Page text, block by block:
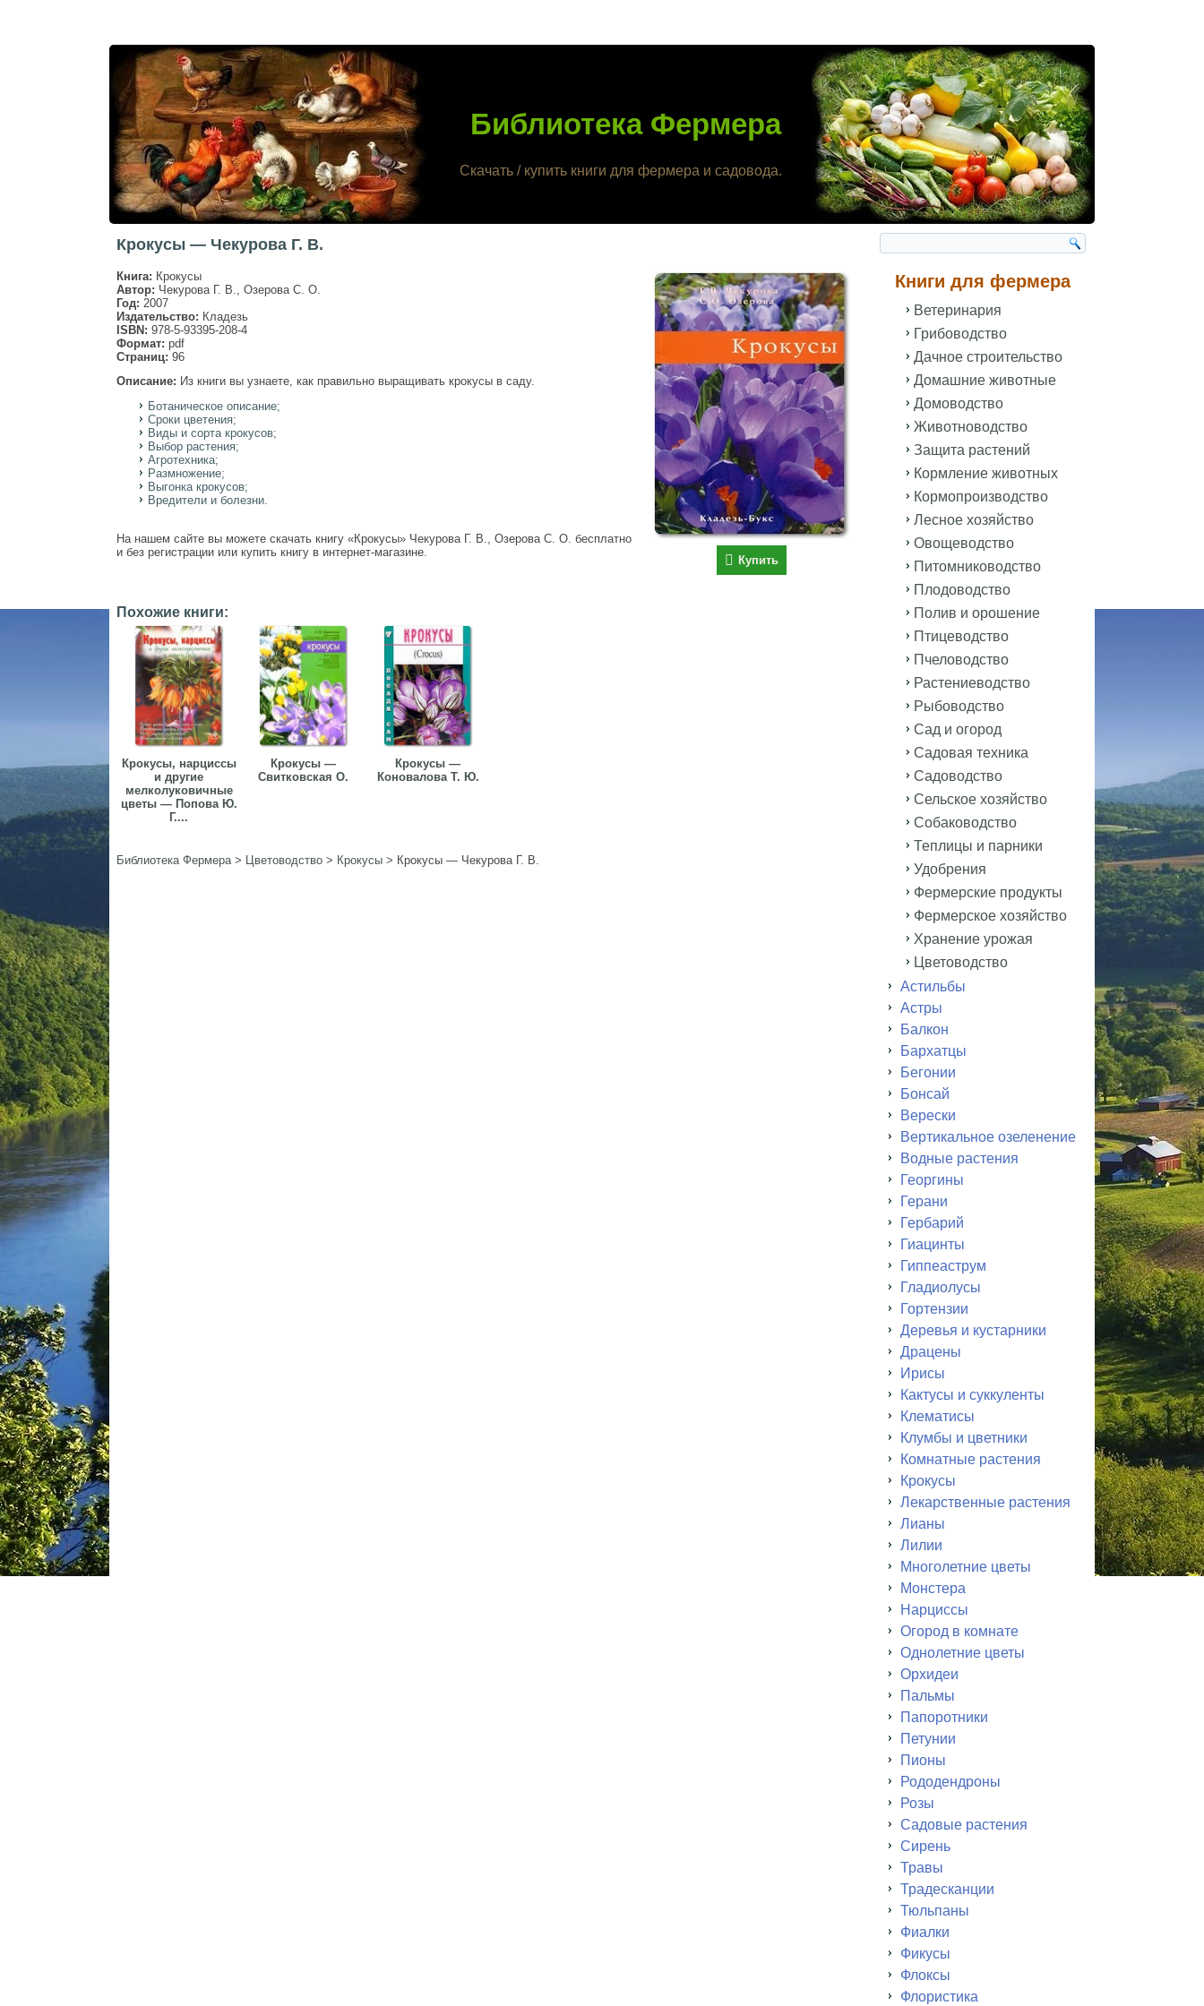
Библиотека Фермера
Скачать / купить книги для фермера и садовода.
Крокусы — Чекурова Г. В.
Купить
Книга: Крокусы
Автор: Чекурова Г. В., Озерова С. О.
Год: 2007
Издательство: Кладезь
ISBN: 978-5-93395-208-4
Формат: pdf
Страниц: 96
Описание: Из книги вы узнаете, как правильно выращивать крокусы в саду.
Ботаническое описание;
Сроки цветения;
Виды и сорта крокусов;
Выбор растения;
Агротехника;
Размножение;
Выгонка крокусов;
Вредители и болезни.
На нашем сайте вы можете скачать книгу «Крокусы» Чекурова Г. В., Озерова С. О. бесплатно
и без регистрации или купить книгу в интернет-магазине.
Похожие книги:
Крокусы, нарциссы
и другие
мелколуковичные
цветы — Попова Ю.
Г....
Крокусы —
Свитковская О.
Крокусы —
Коновалова Т. Ю.
Библиотека Фермера> Цветоводство > Крокусы > Крокусы — Чекурова Г. В.
Книги для фермера
Ветеринария
Грибоводство
Дачное строительство
Домашние животные
Домоводство
Животноводство
Защита растений
Кормление животных
Кормопроизводство
Лесное хозяйство
Овощеводство
Питомниководство
Плодоводство
Полив и орошение
Птицеводство
Пчеловодство
Растениеводство
Рыбоводство
Сад и огород
Садовая техника
Садоводство
Сельское хозяйство
Собаководство
Теплицы и парники
Удобрения
Фермерские продукты
Фермерское хозяйство
Хранение урожая
Цветоводство
Астильбы
Астры
Балкон
Бархатцы
Бегонии
Бонсай
Верески
Вертикальное озеленение
Водные растения
Георгины
Герани
Гербарий
Гиацинты
Гиппеаструм
Гладиолусы
Гортензии
Деревья и кустарники
Драцены
Ирисы
Кактусы и суккуленты
Клематисы
Клумбы и цветники
Комнатные растения
Крокусы
Лекарственные растения
Лианы
Лилии
Многолетние цветы
Монстера
Нарциссы
Огород в комнате
Однолетние цветы
Орхидеи
Пальмы
Папоротники
Петунии
Пионы
Рододендроны
Розы
Садовые растения
Сирень
Травы
Традесканции
Тюльпаны
Фиалки
Фикусы
Флоксы
Флористика